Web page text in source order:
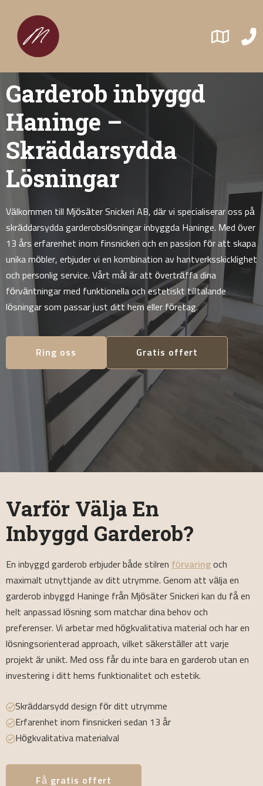
Garderob inbyggd
Haninge –
Skräddarsydda
Lösningar
Välkommen till Mjösäter Snickeri AB, där vi specialiserar oss på
skräddarsydda garderobslösningar inbyggda Haninge. Med över
13 års erfarenhet inom finsnickeri och en passion för att skapa
unika möbler, erbjuder vi en kombination av hantverksskicklighet
och personlig service. Vårt mål är att överträffa dina
förväntningar med funktionella och estetiskt tilltalande
lösningar som passar just ditt hem eller företag.
Ring oss Gratis offert
Varför Välja En
Inbyggd Garderob?
En inbyggd garderob erbjuder både stilren förvaring och
maximalt utnyttjande av ditt utrymme. Genom att välja en
garderob inbyggd Haninge från Mjösäter Snickeri kan du få en
helt anpassad lösning som matchar dina behov och
preferenser. Vi arbetar med högkvalitativa material och har en
lösningsorienterad approach, vilket säkerställer att varje
projekt är unikt. Med oss får du inte bara en garderob utan en
investering i ditt hems funktionalitet och estetik.
Skräddarsydd design för ditt utrymme
Erfarenhet inom finsnickeri sedan 13 år
Högkvalitativa materialval
Få gratis offert